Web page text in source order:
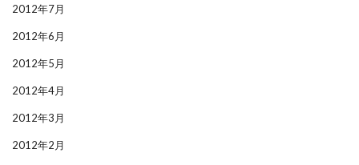
2012年7月
2012年6月
2012年5月
2012年4月
2012年3月
2012年2月